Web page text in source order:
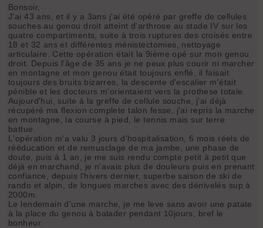
Bonsoir,
J'ai 43 ans, et il y a 3ans j'ai été opéré par greffe de cellules
souches au genou droit atteint d'arthrose au stade IV sur les
quatre compartiments, suite à trois ruptures des croisés entre
18 et 32 ans et différentes ménistectomies, nettoyage
articulaire. Cette opération était la 9ième opé sur mon genou
droit. Depuis l'âge de 35 ans je ne peux plus courir ni marcher
en montagne et mon genou était toujours enflé, il faisait
toujours des bruits bizarres, la descente d'escalier m'était
pénible et les docteurs m'orientaient vers la prothese totale.
Aujourd'hui, suite à la greffe de cellule souche, j'ai déjà
récupéré ma flexion complete talon fesse, j'ai repris la marche
en montagne, la course à pied, le tennis mais sur terre
battue.
L'opération m'a valu 3 jours d'hospitalisation, 6 mois réels de
rééducation et de remusclage de ma jambe, une phase de
doute, puis à 1 an, je me suis rendu compte petit à petit que
déjà en marchand, je n'avais plus de douleurs puis en prenant
confiance, depuis l'hivers dernier, superbe saison de ski de
rando et alpin, de longues marches avec des dénivelés sup à
2000m.
Le lendemain d'une marche, je me leve sans avoir une patate
à la place du genou à balader pendant 10jours, bref le
bonheur.